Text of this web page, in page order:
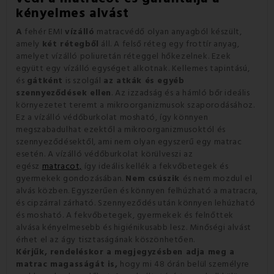
kényelmes alvást
A fehér EMI vízálló matracvédő olyan anyagból készült,
amely két rétegből áll. A felső réteg egy frottír anyag,
amelyet vízálló poliuretán réteggel hőkezelnek. Ezek
együtt egy vízálló egységet alkotnak. Kellemes tapintású,
és gátként is szolgál az atkák és egyéb
szennyeződések ellen. Az izzadság és a hámló bőr ideális
környezetet teremt a mikroorganizmusok szaporodásához.
Ez a vízálló védőburkolat mosható, így könnyen
megszabadulhat ezektől a mikroorganizmusoktól és
szennyeződésektől, ami nem olyan egyszerű egy matrac
esetén. A vízálló védőburkolat körülveszi az
egész matracot, így ideális kellék a fekvőbetegek és
gyermekek gondozásában. Nem csúszik és nem mozdul el
alvás közben. Egyszerűen és könnyen felhúzható a matracra,
és cipzárral zárható. Szennyeződés után könnyen lehúzható
és mosható. A fekvőbetegek, gyermekek és felnőttek
alvása kényelmesebb és higiénikusabb lesz. Minőségi alvást
érhet el az ágy tisztaságának köszönhetően.
Kérjűk, rendeléskor a megjegyzésben adja meg a
matrac magasságát is, hogy mi 48 órán belül személyre